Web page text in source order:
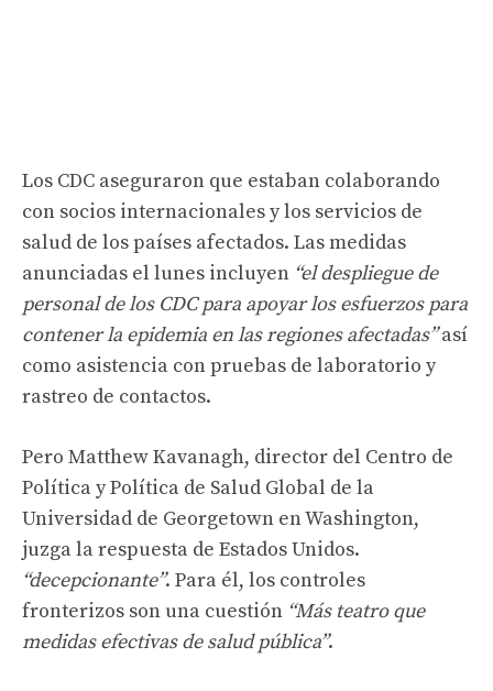
Los CDC aseguraron que estaban colaborando
con socios internacionales y los servicios de
salud de los países afectados. Las medidas
anunciadas el lunes incluyen “el despliegue de
personal de los CDC para apoyar los esfuerzos para
contener la epidemia en las regiones afectadas”así
como asistencia con pruebas de laboratorio y
rastreo de contactos.
Pero Matthew Kavanagh, director del Centro de
Política y Política de Salud Global de la
Universidad de Georgetown en Washington,
juzga la respuesta de Estados Unidos.
“decepcionante”. Para él, los controles
fronterizos son una cuestión “Más teatro que
medidas efectivas de salud pública”.